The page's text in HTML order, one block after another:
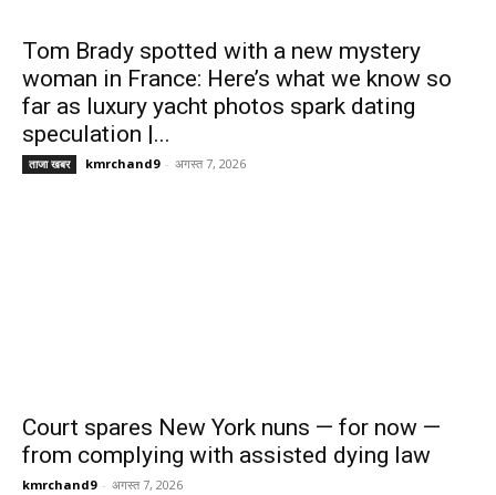
Tom Brady spotted with a new mystery
woman in France: Here’s what we know so
far as luxury yacht photos spark dating
speculation |...
ताजा खबर kmrchand9 - अगस्त 7, 2026
Court spares New York nuns — for now —
from complying with assisted dying law
kmrchand9 - अगस्त 7, 2026